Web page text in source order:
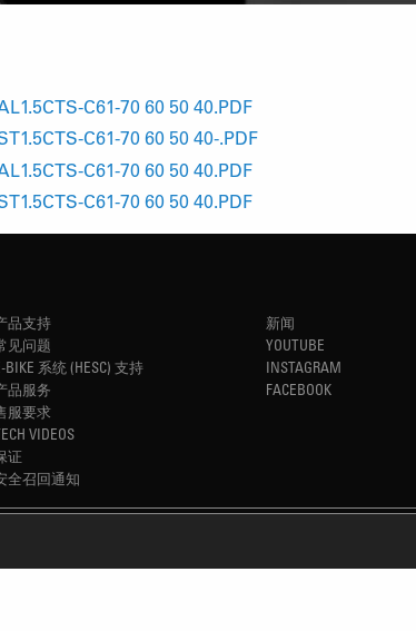
C61-70 60 50 40.PDF
C61-70 60 50 40-.PDF
C61-70 60 50 40.PDF
C61-70 60 50 40.PDF
品支持
见问题
BIKE 系统 (HESC) 支持
品服务
服要求
VIDEOS
证
全召回通知
新闻
YOUTUBE
INSTAGRAM
FACEBOOK